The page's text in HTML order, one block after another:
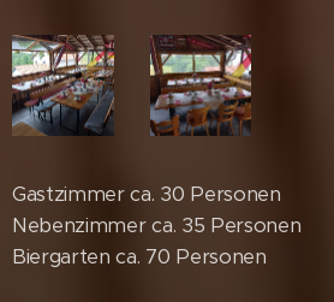
Gastzimmer ca. 30 Personen
Nebenzimmer ca. 35 Personen
Biergarten ca. 70 Personen